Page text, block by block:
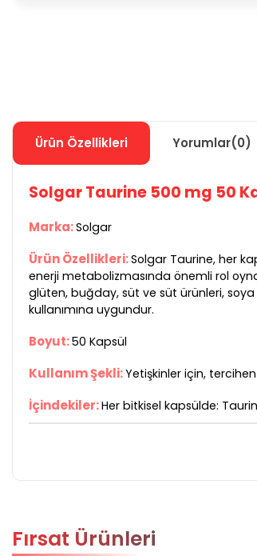
Ürün Özellikleri Yorumlar(0)
Solgar Taurine 500 mg 50
Marka:Solgar
Ürün Özellikleri:Solgar Taurine, her
enerji metabolizmasında önemli rol
glüten, buğday, süt ve süt ürünleri, soya
kullanımına uygundur.
Boyut:50 Kapsül
Kullanım Şekli:Yetişkinler için,
İçindekiler:Her bitkisel kapsülde:
Fırsat Ürünleri